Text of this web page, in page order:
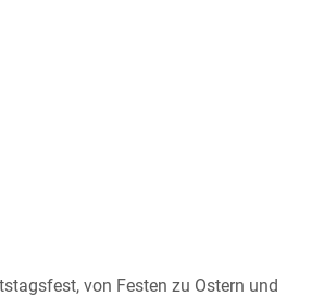
von Festen zu Ostern und